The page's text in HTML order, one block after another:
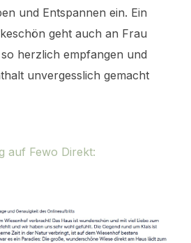
und Entspannen ein. Ein
geht auch an Frau
so herzlich empfangen und
unvergesslich gemacht
auf Fewo Direkt: